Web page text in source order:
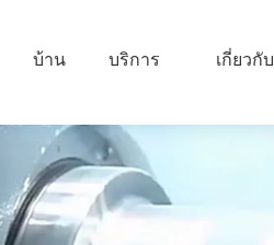
บ้าน บริการ เกี่ยวกับ